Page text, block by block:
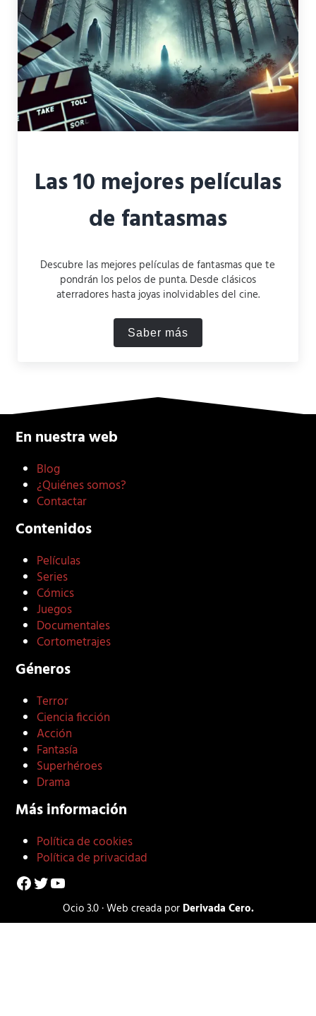
Las 10 mejores películas
de fantasmas
Descubre las mejores películas de fantasmas que te
pondrán los pelos de punta. Desde clásicos
aterradores hasta joyas inolvidables del cine.
Saber másLas 10 mejores películas
En nuestra web
Blog
¿Quiénes somos?
Contactar
Contenidos
Películas
Series
Cómics
Juegos
Documentales
Cortometrajes
Géneros
Terror
Ciencia ficción
Acción
Fantasía
Superhéroes
Drama
Más información
Política de cookies
Política de privacidad
Facebook
Twitter
YouTube
Ocio 3.0 · Web creada por Derivada Cero.